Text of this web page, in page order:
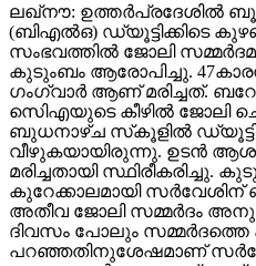
ലഖ്‌നൗ: ഉത്തര്‍പ്രദേശില്‍
(ബിഎല്‍ഒ) ഡ്യൂട്ടിക്കിടെ
സംഭവത്തില്‍ ജോലി
കുടുംബം ആരോപിച്ചു.
ഗംഗ്വാര്‍ ആണ് മരിച്ചത്.
സിെഎയുടെ കീഴില്‍ ജോലി
ബുധനാഴ്ച സ്‌കൂളില്‍
വീഴുകയായിരുന്നു. ഉടന്‍
മരിച്ചതായി
കുറേക്കാലമായി
അതീവ ജോലി സമ്മര്‍ദം
ദിവസം പോലും സമ്മര്‍ദത്തെ
പറഞ്ഞതിനുശേഷമാണ്